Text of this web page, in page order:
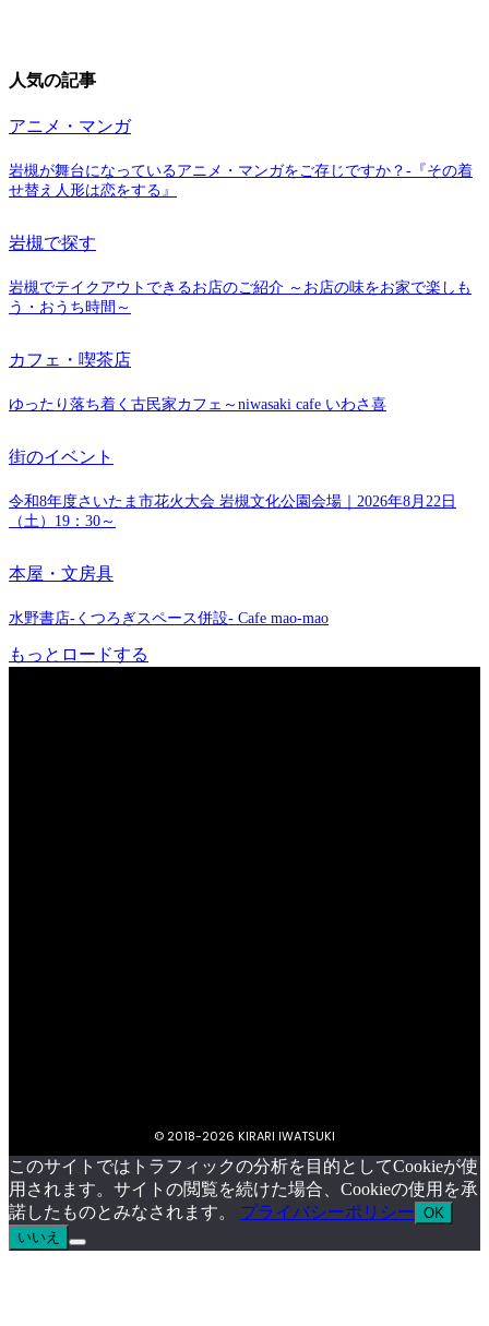
人気の記事
アニメ・マンガ
岩槻が舞台になっているアニメ・マンガをご存じですか？-『その着
せ替え人形は恋をする』
岩槻で探す
岩槻でテイクアウトできるお店のご紹介 ～お店の味をお家で楽しも
う・おうち時間～
カフェ・喫茶店
ゆったり落ち着く古民家カフェ～niwasaki cafe いわさ喜
街のイベント
令和8年度さいたま市花火大会 岩槻文化公園会場｜2026年8月22日
（土）19：30～
本屋・文房具
水野書店-くつろぎスペース併設- Cafe mao-mao
もっとロードする
© 2018-2026 KIRARI IWATSUKI
このサイトではトラフィックの分析を目的としてCookieが使
用されます。サイトの閲覧を続けた場合、Cookieの使用を承
諾したものとみなされます。 プライバシーポリシー OK
いいえ